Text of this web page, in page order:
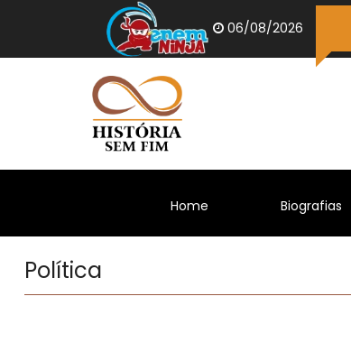
06/08/2026
Home Biografias
Política